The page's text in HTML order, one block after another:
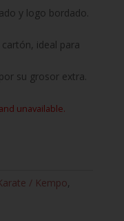
y logo bordado.
ideal para
su grosor extra.
unavailable.
/ Kempo,